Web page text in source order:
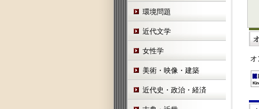
環境問題
近代文学
女性学
美術・映像・建築
近代史・政治・経済